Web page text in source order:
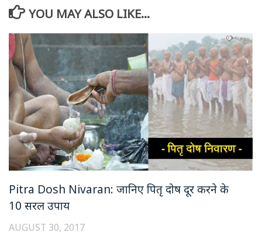
YOU MAY ALSO LIKE...
Pitra Dosh Nivaran: जानिए पितृ दोष दूर करने के
10 सरल उपाय
AUGUST 30, 2017